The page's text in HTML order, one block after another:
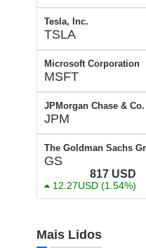
Tesla, Inc.
TSLA
Microsoft Corporation
MSFT
JPMorgan Chase & Co.
JPM
The Goldman Sachs
GS
817 USD
12.27USD (1.54%)
Mais Lidos